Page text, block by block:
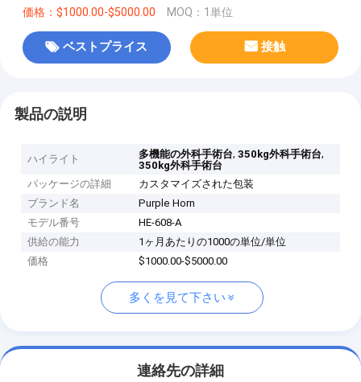
価格：$1000.00-$5000.00 MOQ：1単位
ベストプライス 接触
製品の説明
ハイライト 多機能の外科手術台,350kg外科手術台,
350kg外科手術台
パッケージの詳細
カスタマイズされた包装
ブランド名
Purple Horn
モデル番号
HE-608-A
供給の能力
1ヶ月あたりの1000の単位/単位
価格
$1000.00-$5000.00
多くを見て下さい
連絡先の詳細